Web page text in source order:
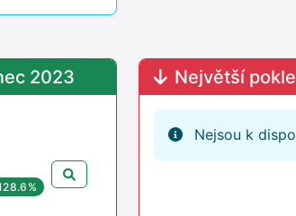
2023 Největší
Nejsou k